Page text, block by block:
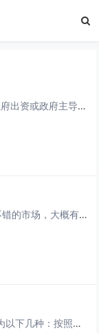
投资项目指的是什么 1、政府投资项目是指由政府出资或政府主导投资建设的各类工程项目。以下是详细解释：定义及概述 政府投资项目主要是指由中央政府或地方政府作为主要投资方，参与建设的社会公益型、公共基础设施建设项目，以及国民经济和社会发展的重点...
项目投资 鲜花DIY这个项目其实也是一个非常不错的市场，大概有个10万块钱的启动资金，同样也是可以干起来的，但是想要做好这一行的话，那么必须要提前去做一些研究，比如说要看一下市场营销这方面，一定要提前做好店铺的宣传工作。问题一：项目投资是什...
项目投资包括什么 项目投资按照不同对象可分为以下几种：按照投资时间，项目投资可分为短期投资和长期投资。短期投资又称流动资产投资，是指在一年内能收回的投资。长期投资则是指一年以上才能收回的投资。项目投资领域主要包括以下方面： 农林水利，涉及农...